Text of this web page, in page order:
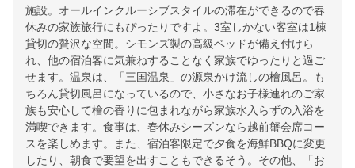
施設。オールインクルーシブスタイルの滞在ができるので春
休みの家族旅行にもぴったりですよ。3室しかない客室は1棟
貸切の贅沢な空間。シモンズ製の高級ベッドが備え付けら
れ、他の宿泊客に気兼ねすることなく家族でゆったりと過ご
せます。温泉は、「三国温泉」の源泉かけ流しの檜風呂。も
ちろん貸切風呂になっているので、小さなお子様連れのご家
族も安心して檜の香りに包まれながら家族水入らずの入浴を
満喫できます。食事は、春休みシーズンなら越前蟹会席コー
スを楽しめます。また、宿泊客限定で夕食を海鮮BBQに変更
したり、朝食で要望を出すこともできるそう。その他、「お